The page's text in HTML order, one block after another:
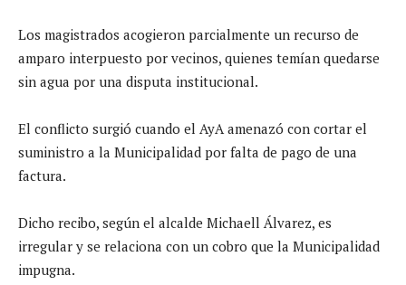
Los magistrados acogieron parcialmente un recurso de
amparo interpuesto por vecinos, quienes temían quedarse
sin agua por una disputa institucional.
El conflicto surgió cuando el AyA amenazó con cortar el
suministro a la Municipalidad por falta de pago de una
factura.
Dicho recibo, según el alcalde Michaell Álvarez, es
irregular y se relaciona con un cobro que la Municipalidad
impugna.